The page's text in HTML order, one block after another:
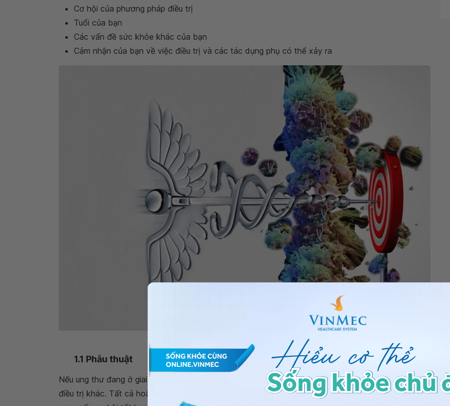
Cơ hội của phương pháp điều trị
Tuổi của bạn
Các vấn đề sức khỏe khác của bạn
Cảm nhận của bạn về việc điều trị và các tác dụng phụ có thể xảy ra
Liệu pháp nhắm trúng đích là điều trị toàn thân
1.1 Phẫu thuật
Nếu ung thư đang ở giai đoạn sớm, bác sĩ có thể chỉ định phẫu thuật, kèm với các phương pháp
điều trị khác. Tất cả hoặc một phần phổi của bạn có thể được cắt bỏ. Nếu được phẫu thuật, nó